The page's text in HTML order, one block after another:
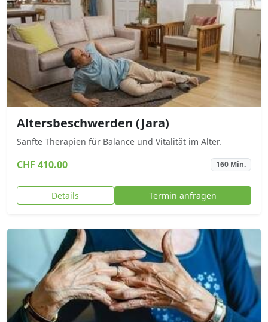
Altersbeschwerden (Jara)
Sanfte Therapien für Balance und Vitalität im Alter.
CHF 410.00 160 Min.
Details Termin anfragen